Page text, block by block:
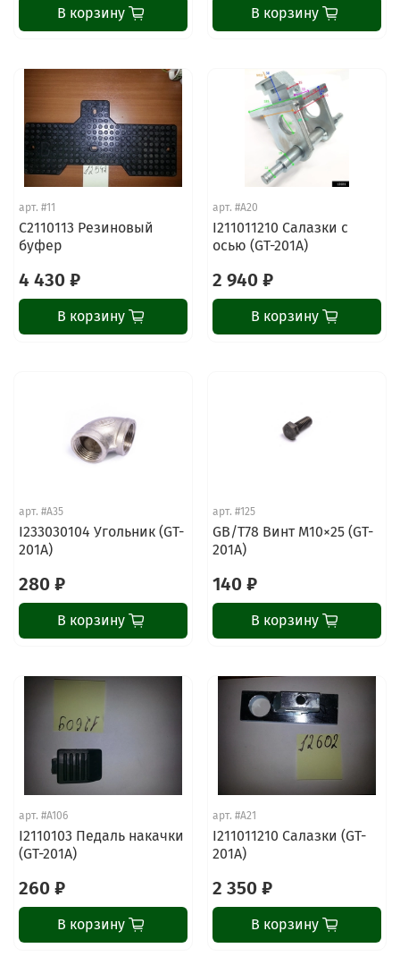
В корзину В корзину
арт. #11
C2110113 Резиновый
буфер
4 430 ₽
В корзину
арт. #A20
I211011210 Салазки с
осью (GT-201A)
2 940 ₽
В корзину
арт. #A35
I233030104 Угольник (GT-
201A)
280 ₽
В корзину
арт. #125
GB/T78 Винт M10×25 (GT-
201A)
140 ₽
В корзину
арт. #A106
I2110103 Педаль накачки
(GT-201A)
260 ₽
В корзину
арт. #A21
I211011210 Салазки (GT-
201A)
2 350 ₽
В корзину